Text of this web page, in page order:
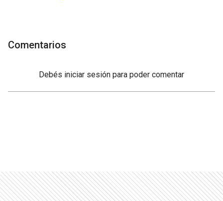
Comentarios
Debés iniciar sesión para poder comentar